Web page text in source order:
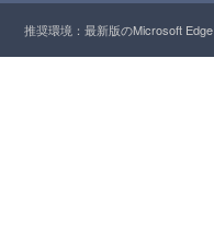
推奨環境：最新版のMicrosoft